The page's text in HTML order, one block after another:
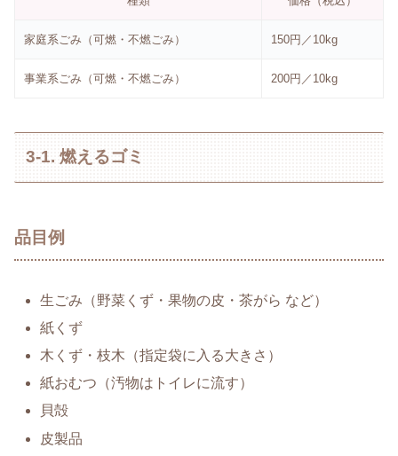
家庭系ごみ（可燃・不燃ごみ） 150円／10kg
事業系ごみ（可燃・不燃ごみ） 200円／10kg
3-1. 燃えるゴミ
品目例
生ごみ（野菜くず・果物の皮・茶がら など）
紙くず
木くず・枝木（指定袋に入る大きさ）
紙おむつ（汚物はトイレに流す）
貝殻
皮製品